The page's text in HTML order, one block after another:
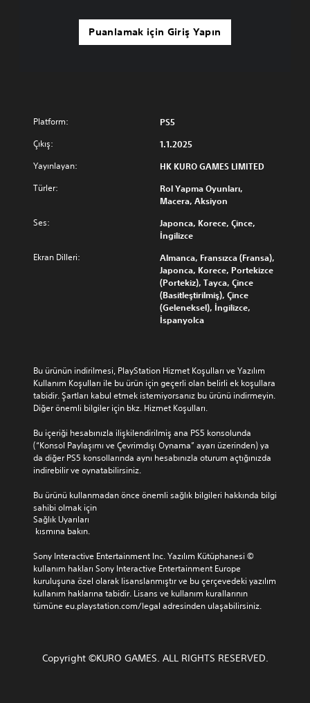
Puanlamak için Giriş Yapın
Platform: PS5
Çıkış: 1.1.2025
Yayınlayan: HK KURO GAMES LIMITED
Türler:
Rol Yapma Oyunları,
Macera, Aksiyon
Ses:
Japonca, Korece, Çince,
İngilizce
Ekran Dilleri:
Almanca, Fransızca (Fransa),
Japonca, Korece, Portekizce
(Portekiz), Tayca, Çince
(Basitleştirilmiş), Çince
(Geleneksel), İngilizce,
İspanyolca
Bu ürünün indirilmesi, PlayStation Hizmet Koşulları ve Yazılım
Kullanım Koşulları ile bu ürün için geçerli olan belirli ek koşullara
tabidir. Şartları kabul etmek istemiyorsanız bu ürünü indirmeyin.
Diğer önemli bilgiler için bkz. Hizmet Koşulları.
Bu içeriği hesabınızla ilişkilendirilmiş ana PS5 konsolunda
(“Konsol Paylaşımı ve Çevrimdışı Oynama” ayarı üzerinden) ya
da diğer PS5 konsollarında aynı hesabınızla oturum açtığınızda
indirebilir ve oynatabilirsiniz.
Bu ürünü kullanmadan önce önemli sağlık bilgileri hakkında bilgi
sahibi olmak için
Sağlık Uyarıları
kısmına bakın.
Sony Interactive Entertainment Inc. Yazılım Kütüphanesi ©
kullanım hakları Sony Interactive Entertainment Europe
kuruluşuna özel olarak lisanslanmıştır ve bu çerçevedeki yazılım
kullanım haklarına tabidir. Lisans ve kullanım kurallarının
tümüne eu.playstation.com/legal adresinden ulaşabilirsiniz.
Copyright ©KURO GAMES. ALL RIGHTS RESERVED.